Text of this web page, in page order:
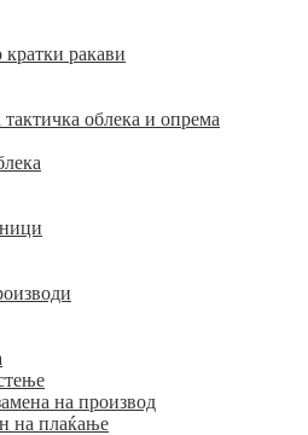
ракави
облека и опрема
на производ
на плаќање